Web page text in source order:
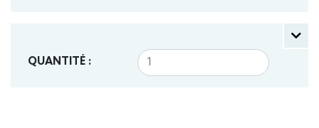
QUANTITÉ :